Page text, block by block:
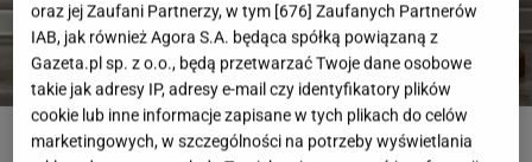
pl.freepik.com, freepik
oraz jej Zaufani Partnerzy, w tym [676] Zaufanych Partnerów
IAB, jak również Agora S.A. będąca spółką powiązaną z
Gazeta.pl sp. z o.o., będą przetwarzać Twoje dane osobowe
takie jak adresy IP, adresy e-mail czy identyfikatory plików
cookie lub inne informacje zapisane w tych plikach do celów
marketingowych, w szczególności na potrzeby wyświetlania